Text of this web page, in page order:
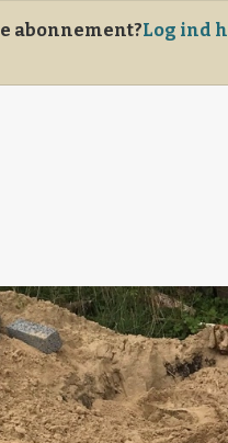
abonnement?Log ind